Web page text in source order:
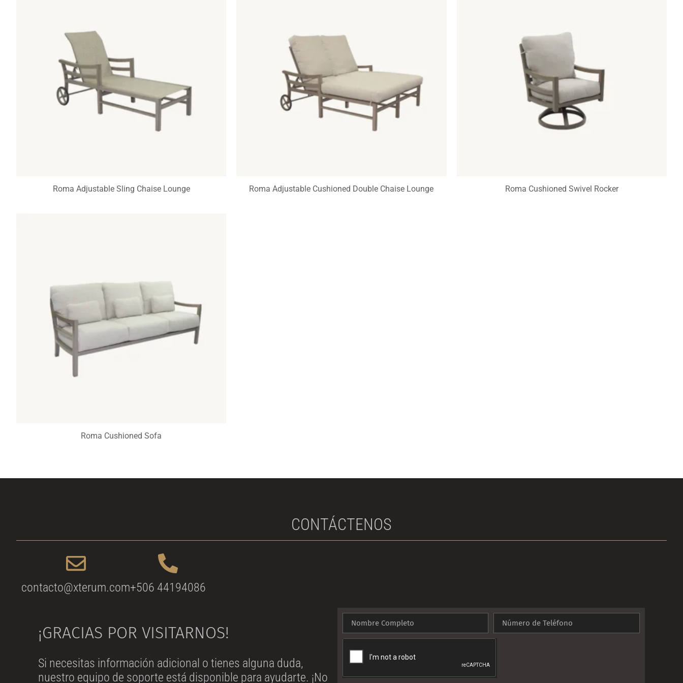
Roma Adjustable Sling Chaise Lounge Roma Adjustable Cushioned Double Chaise Lounge Roma Cushioned Swivel Rocker
Roma Cushioned Sofa
CONTÁCTENOS
contacto@xterum.com+506 44194086
¡GRACIAS POR VISITARNOS!
Si necesitas información adicional o tienes alguna duda,
nuestro equipo de soporte está disponible para ayudarte. ¡No